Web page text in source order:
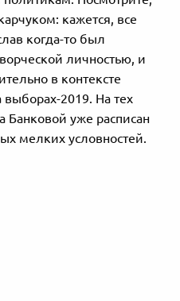
кажется, все
когда-то был
личностью, и
в контексте
выборах-2019. На тех
Банковой уже расписан
мелких условностей.